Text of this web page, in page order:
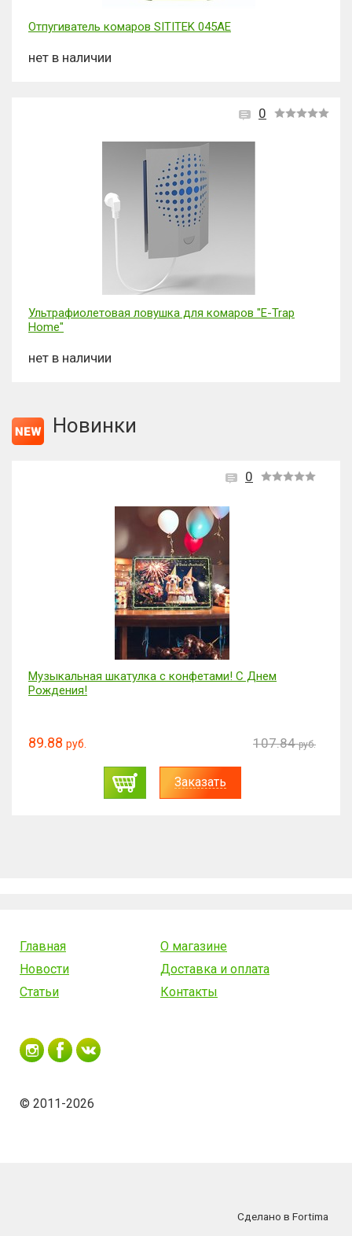
Отпугиватель комаров SITITEK 045AE
нет в наличии
0
Ультрафиолетовая ловушка для комаров "E-Trap
Home"
нет в наличии
Новинки
0
Музыкальная шкатулка с конфетами! С Днем
Рождения!
89.88 руб. 107.84 руб.
Заказать
Главная
О магазине
Новости
Доставка и оплата
Статьи
Контакты
© 2011-2026
Сделано в Fortima